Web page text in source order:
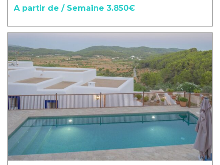
A partir de / Semaine 3.850€